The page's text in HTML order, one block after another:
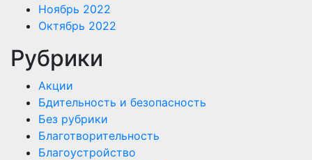
Ноябрь 2022
Октябрь 2022
Рубрики
Акции
Бдительность и безопасность
Без рубрики
Благотворительность
Благоустройство